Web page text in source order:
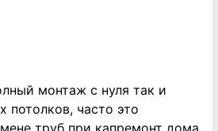
монтаж с нуля так и
потолков, часто это
труб при капремонт дома